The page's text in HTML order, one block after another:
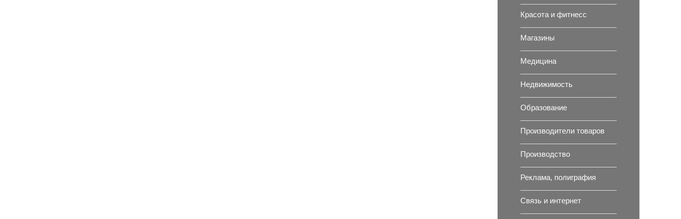
Красота и фитнесс
Магазины
Медицина
Недвижимость
Образование
Производители товаров
Производство
Реклама, полиграфия
Связь и интернет